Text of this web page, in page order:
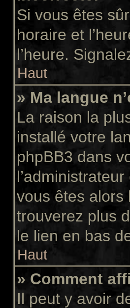
Si vous êtes
horaire et
l’heure.
Haut
» Ma langue
La raison la
installé votre
phpBB3 dans
vous êtes alors
trouverez plus
le lien en bas
Haut
» Comment
Il peut y avoir